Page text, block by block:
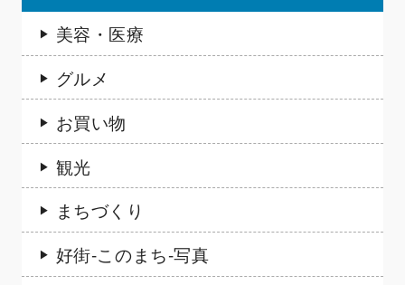
美容・医療
グルメ
お買い物
観光
まちづくり
好街-このまち-写真